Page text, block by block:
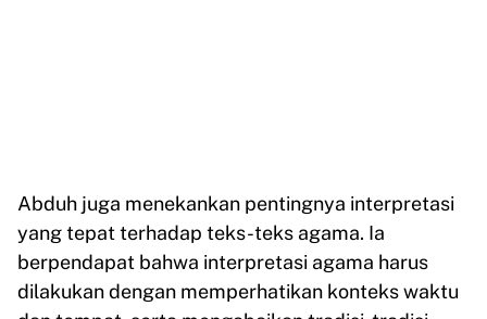
Abduh juga menekankan pentingnya interpretasi
yang tepat terhadap teks-teks agama. Ia
berpendapat bahwa interpretasi agama harus
dilakukan dengan memperhatikan konteks waktu